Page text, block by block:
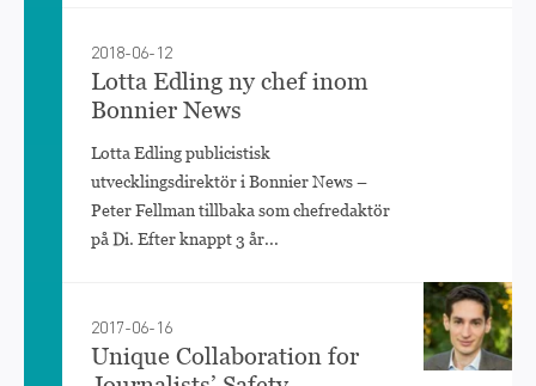
2018-06-12
Lotta Edling ny chef inom
Bonnier News
Lotta Edling publicistisk
utvecklingsdirektör i Bonnier News –
Peter Fellman tillbaka som chefredaktör
på Di. Efter knappt 3 år...
2017-06-16
Unique Collaboration for